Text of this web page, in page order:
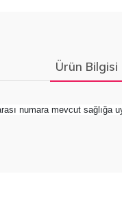
Ürün Bilgisi
numara mevcut sağlığa